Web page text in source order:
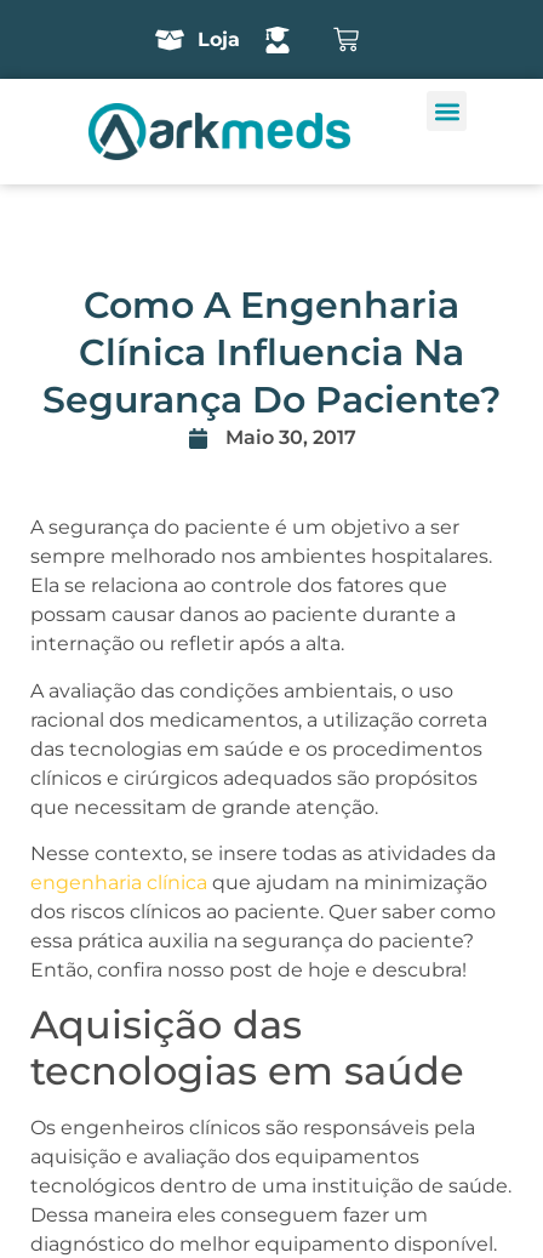
Loja
Como A Engenharia
Clínica Influencia Na
Segurança Do Paciente?
Maio 30, 2017
A segurança do paciente é um objetivo a ser
sempre melhorado nos ambientes hospitalares.
Ela se relaciona ao controle dos fatores que
possam causar danos ao paciente durante a
internação ou refletir após a alta.
A avaliação das condições ambientais, o uso
racional dos medicamentos, a utilização correta
das tecnologias em saúde e os procedimentos
clínicos e cirúrgicos adequados são propósitos
que necessitam de grande atenção.
Nesse contexto, se insere todas as atividades da
engenharia clínica que ajudam na minimização
dos riscos clínicos ao paciente. Quer saber como
essa prática auxilia na segurança do paciente?
Então, confira nosso post de hoje e descubra!
Aquisição das
tecnologias em saúde
Os engenheiros clínicos são responsáveis pela
aquisição e avaliação dos equipamentos
tecnológicos dentro de uma instituição de saúde.
Dessa maneira eles conseguem fazer um
diagnóstico do melhor equipamento disponível.